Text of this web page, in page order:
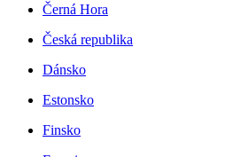
Černá Hora
Česká republika
Dánsko
Estonsko
Finsko